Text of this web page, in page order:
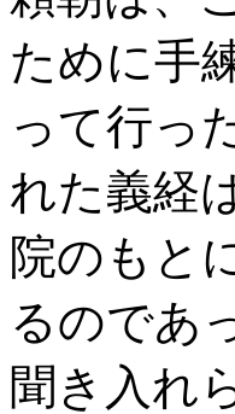
ために手
って行っ
れた義経
院のもと
るのであ
聞き入れ